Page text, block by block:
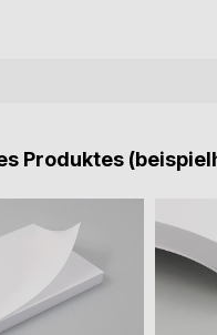
Produktes